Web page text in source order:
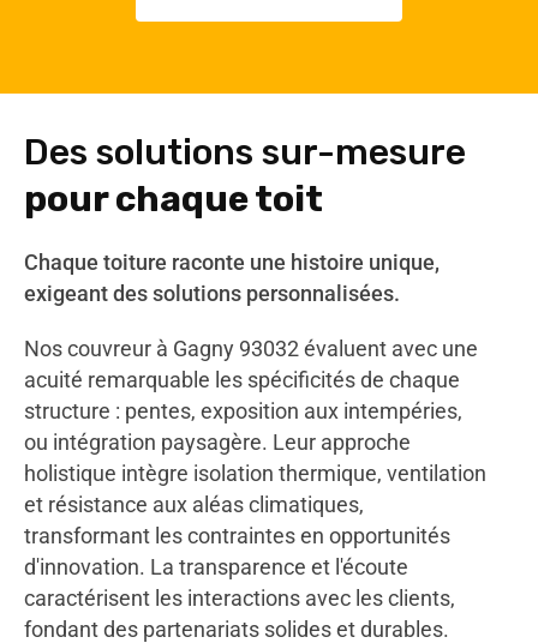
Des solutions sur-mesure
pour chaque toit
Chaque toiture raconte une histoire unique,
exigeant des solutions personnalisées.
Nos couvreur à Gagny 93032 évaluent avec une
acuité remarquable les spécificités de chaque
structure : pentes, exposition aux intempéries,
ou intégration paysagère. Leur approche
holistique intègre isolation thermique, ventilation
et résistance aux aléas climatiques,
transformant les contraintes en opportunités
d'innovation. La transparence et l'écoute
caractérisent les interactions avec les clients,
fondant des partenariats solides et durables.